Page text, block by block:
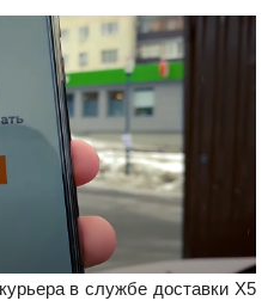
в службе доставки Х5